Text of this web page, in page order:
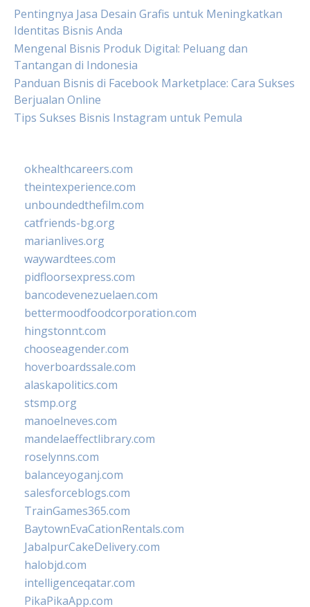
Pentingnya Jasa Desain Grafis untuk Meningkatkan
Identitas Bisnis Anda
Mengenal Bisnis Produk Digital: Peluang dan
Tantangan di Indonesia
Panduan Bisnis di Facebook Marketplace: Cara Sukses
Berjualan Online
Tips Sukses Bisnis Instagram untuk Pemula
okhealthcareers.com
theintexperience.com
unboundedthefilm.com
catfriends-bg.org
marianlives.org
waywardtees.com
pidfloorsexpress.com
bancodevenezuelaen.com
bettermoodfoodcorporation.com
hingstonnt.com
chooseagender.com
hoverboardssale.com
alaskapolitics.com
stsmp.org
manoelneves.com
mandelaeffectlibrary.com
roselynns.com
balanceyoganj.com
salesforceblogs.com
TrainGames365.com
BaytownEvaCationRentals.com
JabalpurCakeDelivery.com
halobjd.com
intelligenceqatar.com
PikaPikaApp.com